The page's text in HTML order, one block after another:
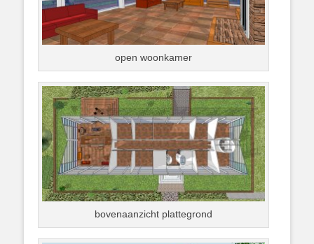
open woonkamer
bovenaanzicht plattegrond